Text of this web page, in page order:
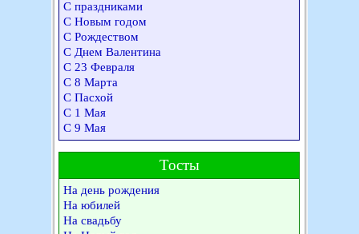
С праздниками
С Новым годом
С Рождеством
С Днем Валентина
С 23 Февраля
С 8 Марта
С Пасхой
С 1 Мая
С 9 Мая
Тосты
На день рождения
На юбилей
На свадьбу